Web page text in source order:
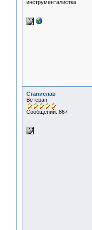
инструменталистка
Станислав
Ветеран
Сообщений: 867